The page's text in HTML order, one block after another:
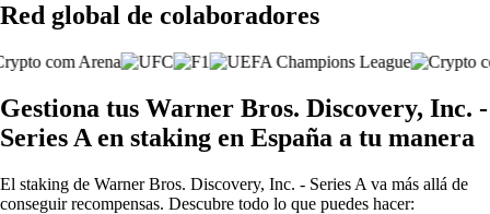
Red global de colaboradores
Gestiona tus Warner Bros. Discovery, Inc. -
Series A en staking en España a tu manera
El staking de Warner Bros. Discovery, Inc. - Series A va más allá de
conseguir recompensas. Descubre todo lo que puedes hacer: